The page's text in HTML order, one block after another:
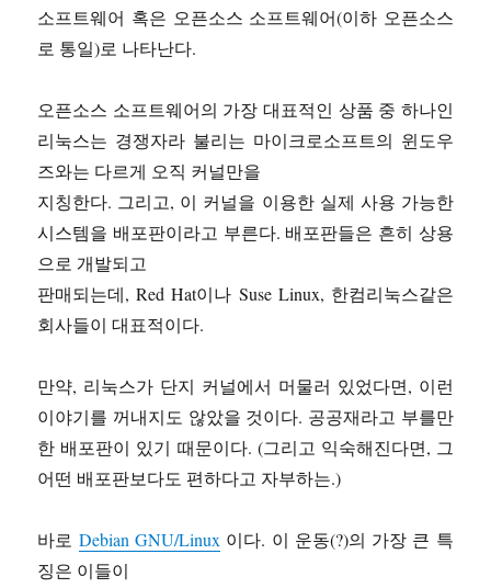
소프트웨어 혹은 오픈소스 소프트웨어(이하 오픈소스
로 통일)로 나타난다.
오픈소스 소프트웨어의 가장 대표적인 상품 중 하나인
리눅스는 경쟁자라 불리는 마이크로소프트의 윈도우
즈와는 다르게 오직 커널만을
지칭한다. 그리고, 이 커널을 이용한 실제 사용 가능한
시스템을 배포판이라고 부른다. 배포판들은 흔히 상용
으로 개발되고
판매되는데, Red Hat이나 Suse Linux, 한컴리눅스같은
회사들이 대표적이다.
만약, 리눅스가 단지 커널에서 머물러 있었다면, 이런
이야기를 꺼내지도 않았을 것이다. 공공재라고 부를만
한 배포판이 있기 때문이다. (그리고 익숙해진다면, 그
어떤 배포판보다도 편하다고 자부하는.)
바로 Debian GNU/Linux이다. 이 운동(?)의 가장 큰 특
징은 이들이